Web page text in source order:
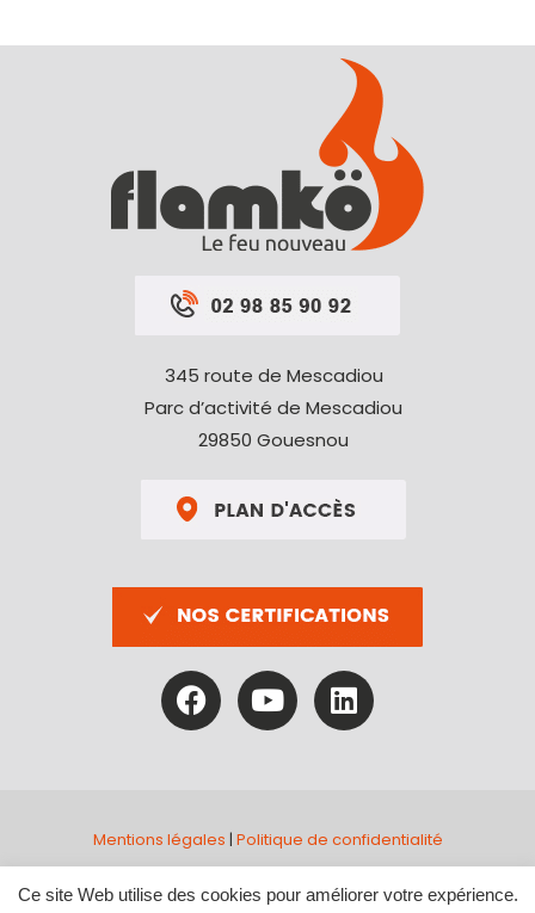
345 route de Mescadiou
Parc d’activité de Mescadiou
29850 Gouesnou
Mentions légales | Politique de confidentialité
Site réalisé par Abergraphique
Ce site Web utilise des cookies pour améliorer votre expérience.